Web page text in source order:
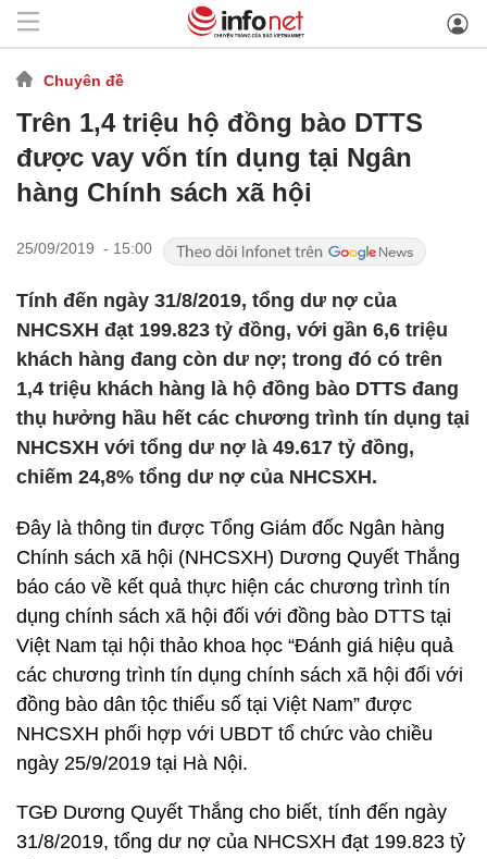
Chuyên đề
Trên 1,4 triệu hộ đồng bào DTTS
được vay vốn tín dụng tại Ngân
hàng Chính sách xã hội
25/09/2019 - 15:00
Tính đến ngày 31/8/2019, tổng dư nợ của
NHCSXH đạt 199.823 tỷ đồng, với gần 6,6 triệu
khách hàng đang còn dư nợ; trong đó có trên
1,4 triệu khách hàng là hộ đồng bào DTTS đang
thụ hưởng hầu hết các chương trình tín dụng tại
NHCSXH với tổng dư nợ là 49.617 tỷ đồng,
chiếm 24,8% tổng dư nợ của NHCSXH.
Đây là thông tin được Tổng Giám đốc Ngân hàng
Chính sách xã hội (NHCSXH) Dương Quyết Thắng
báo cáo về kết quả thực hiện các chương trình tín
dụng chính sách xã hội đối với đồng bào DTTS tại
Việt Nam tại hội thảo khoa học “Đánh giá hiệu quả
các chương trình tín dụng chính sách xã hội đối với
đồng bào dân tộc thiểu số tại Việt Nam” được
NHCSXH phối hợp với UBDT tổ chức vào chiều
ngày 25/9/2019 tại Hà Nội.
TGĐ Dương Quyết Thắng cho biết, tính đến ngày
31/8/2019, tổng dư nợ của NHCSXH đạt 199.823 tỷ